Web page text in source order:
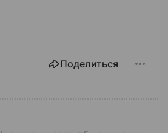
Поделиться